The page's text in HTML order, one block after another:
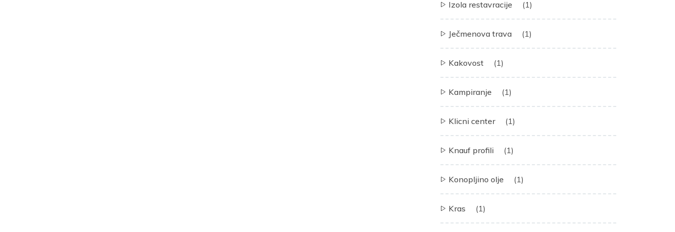
Izola restavracije (1)
Ječmenova trava (1)
Kakovost (1)
Kampiranje (1)
Klicni center (1)
Knauf profili (1)
Konopljino olje (1)
Kras (1)